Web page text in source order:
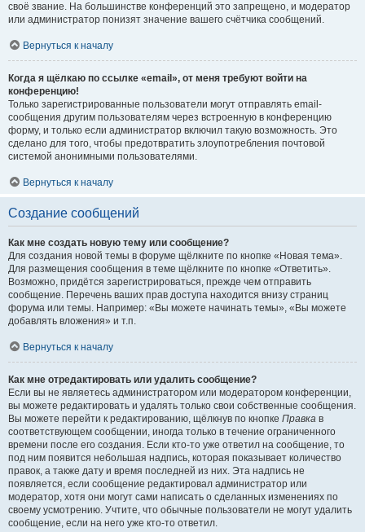
своё звание. На большинстве конференций это запрещено, и модератор
или администратор понизят значение вашего счётчика сообщений.
Вернуться к началу
Когда я щёлкаю по ссылке «email», от меня требуют войти на
конференцию!
Только зарегистрированные пользователи могут отправлять email-
сообщения другим пользователям через встроенную в конференцию
форму, и только если администратор включил такую возможность. Это
сделано для того, чтобы предотвратить злоупотребления почтовой
системой анонимными пользователями.
Вернуться к началу
Создание сообщений
Как мне создать новую тему или сообщение?
Для создания новой темы в форуме щёлкните по кнопке «Новая тема».
Для размещения сообщения в теме щёлкните по кнопке «Ответить».
Возможно, придётся зарегистрироваться, прежде чем отправить
сообщение. Перечень ваших прав доступа находится внизу страниц
форума или темы. Например: «Вы можете начинать темы», «Вы можете
добавлять вложения» и т.п.
Вернуться к началу
Как мне отредактировать или удалить сообщение?
Если вы не являетесь администратором или модератором конференции,
вы можете редактировать и удалять только свои собственные сообщения.
Вы можете перейти к редактированию, щёлкнув по кнопке Правка в
соответствующем сообщении, иногда только в течение ограниченного
времени после его создания. Если кто-то уже ответил на сообщение, то
под ним появится небольшая надпись, которая показывает количество
правок, а также дату и время последней из них. Эта надпись не
появляется, если сообщение редактировал администратор или
модератор, хотя они могут сами написать о сделанных изменениях по
своему усмотрению. Учтите, что обычные пользователи не могут удалить
сообщение, если на него уже кто-то ответил.